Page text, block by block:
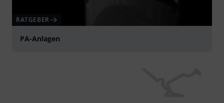
RATGEBER
PA-Anlagen